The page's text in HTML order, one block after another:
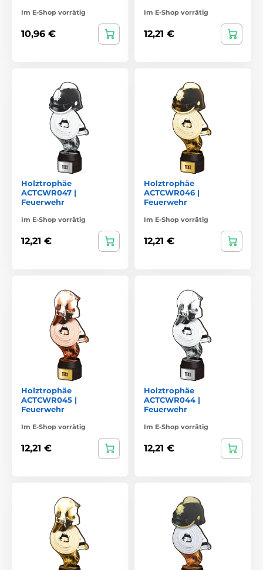
Im E-Shop vorrätig
10,96 €
Im E-Shop vorrätig
12,21 €
Holztrophäe
ACTCWR047 |
Feuerwehr
Im E-Shop vorrätig
12,21 €
Holztrophäe
ACTCWR046 |
Feuerwehr
Im E-Shop vorrätig
12,21 €
Holztrophäe
ACTCWR045 |
Feuerwehr
Im E-Shop vorrätig
12,21 €
Holztrophäe
ACTCWR044 |
Feuerwehr
Im E-Shop vorrätig
12,21 €